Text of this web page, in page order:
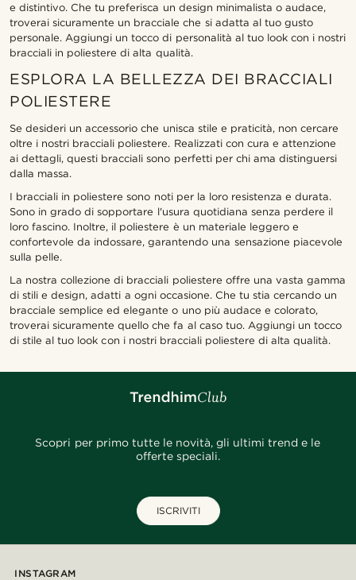
e distintivo. Che tu preferisca un design minimalista o audace,
troverai sicuramente un bracciale che si adatta al tuo gusto
personale. Aggiungi un tocco di personalità al tuo look con i nostri
bracciali in poliestere di alta qualità.
ESPLORA LA BELLEZZA DEI BRACCIALI
POLIESTERE
Se desideri un accessorio che unisca stile e praticità, non cercare
oltre i nostri bracciali poliestere. Realizzati con cura e attenzione
ai dettagli, questi bracciali sono perfetti per chi ama distinguersi
dalla massa.
I bracciali in poliestere sono noti per la loro resistenza e durata.
Sono in grado di sopportare l'usura quotidiana senza perdere il
loro fascino. Inoltre, il poliestere è un materiale leggero e
confortevole da indossare, garantendo una sensazione piacevole
sulla pelle.
La nostra collezione di bracciali poliestere offre una vasta gamma
di stili e design, adatti a ogni occasione. Che tu stia cercando un
bracciale semplice ed elegante o uno più audace e colorato,
troverai sicuramente quello che fa al caso tuo. Aggiungi un tocco
di stile al tuo look con i nostri bracciali poliestere di alta qualità.
Scopri per primo tutte le novità, gli ultimi trend e le
offerte speciali.
ISCRIVITI
INSTAGRAM